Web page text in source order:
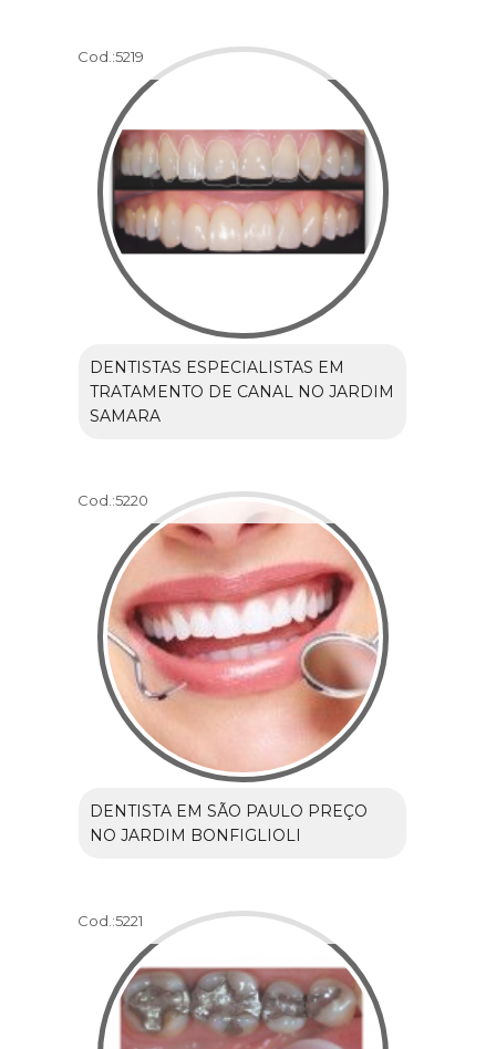
Cod.:5219
DENTISTAS ESPECIALISTAS EM
TRATAMENTO DE CANAL NO JARDIM
SAMARA
Cod.:5220
DENTISTA EM SÃO PAULO PREÇO
NO JARDIM BONFIGLIOLI
Cod.:5221